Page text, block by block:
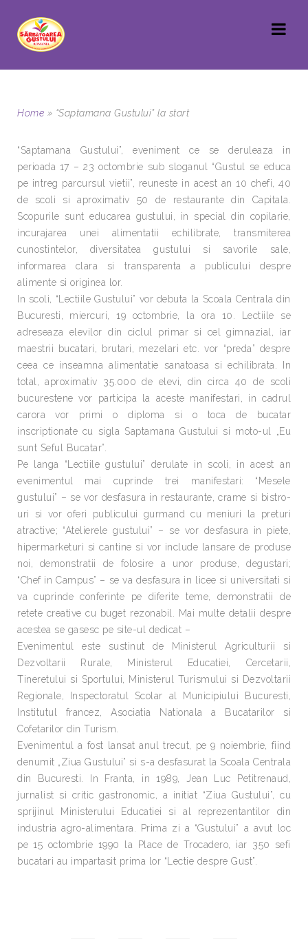
Home » “Saptamana Gustului” la start
“Saptamana Gustului”, eveniment ce se deruleaza in
perioada 17 – 23 octombrie sub sloganul “Gustul se educa
pe intreg parcursul vietii”, reuneste in acest an 10 chefi, 40
de scoli si aproximativ 50 de restaurante din Capitala.
Scopurile sunt educarea gustului, in special din copilarie,
incurajarea unei alimentatii echilibrate, transmiterea
cunostintelor, diversitatea gustului si savorile sale,
informarea clara si transparenta a publicului despre
alimente si originea lor.
In scoli, “Lectiile Gustului” vor debuta la Scoala Centrala din
Bucuresti, miercuri, 19 octombrie, la ora 10. Lectiile se
adreseaza elevilor din ciclul primar si cel gimnazial, iar
maestrii bucatari, brutari, mezelari etc. vor “preda” despre
ceea ce inseamna alimentatie sanatoasa si echilibrata. In
total, aproximativ 35.000 de elevi, din circa 40 de scoli
bucurestene vor participa la aceste manifestari, in cadrul
carora vor primi o diploma si o toca de bucatar
inscriptionate cu sigla Saptamana Gustului si moto-ul „Eu
sunt Seful Bucatar”.
Pe langa “Lectiile gustului” derulate in scoli, in acest an
evenimentul mai cuprinde trei manifestari: “Mesele
gustului” – se vor desfasura in restaurante, crame si bistro-
uri si vor oferi publicului gurmand cu meniuri la preturi
atractive; “Atelierele gustului” – se vor desfasura in piete,
hipermarketuri si cantine si vor include lansare de produse
noi, demonstratii de folosire a unor produse, degustari;
“Chef in Campus” – se va desfasura in licee si universitati si
va cuprinde conferinte pe diferite teme, demonstratii de
retete creative cu buget rezonabil. Mai multe detalii despre
acestea se gasesc pe site-ul dedicat –
Evenimentul este sustinut de Ministerul Agriculturii si
Dezvoltarii Rurale, Ministerul Educatiei, Cercetarii,
Tineretului si Sportului, Ministerul Turismului si Dezvoltarii
Regionale, Inspectoratul Scolar al Municipiului Bucuresti,
Institutul francez, Asociatia Nationala a Bucatarilor si
Cofetarilor din Turism.
Evenimentul a fost lansat anul trecut, pe 9 noiembrie, fiind
denumit „Ziua Gustului” si s-a desfasurat la Scoala Centrala
din Bucuresti. In Franta, in 1989, Jean Luc Petitrenaud,
jurnalist si critic gastronomic, a initiat “Ziua Gustului”, cu
sprijinul Ministerului Educatiei si al reprezentantilor din
industria agro-alimentara. Prima zi a “Gustului” a avut loc
pe 15 octombrie 1990 la Place de Trocadero, iar 350 sefi
bucatari au impartasit prima lor “Lectie despre Gust”.